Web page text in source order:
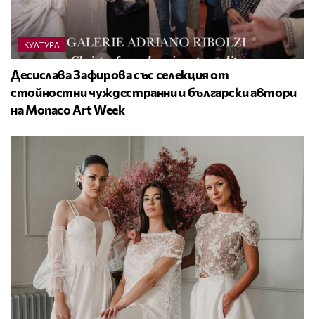
КУЛТУРА
Десислава Зафирова със селекция от
стойностни чуждестранни и български автори
на Monaco Art Week